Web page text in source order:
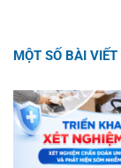
MỘT SỐ BÀI